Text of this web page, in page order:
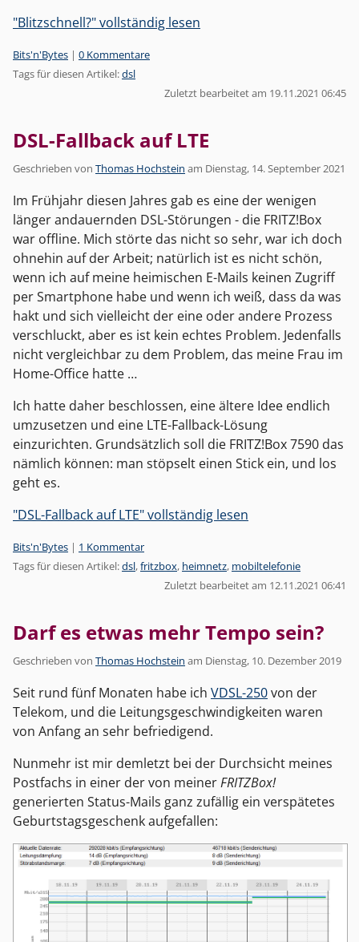
"Blitzschnell?" vollständig lesen
Kategorien:
Bits'n'Bytes | 0 Kommentare
Tags für diesen Artikel:dsl
Zuletzt bearbeitet am 19.11.2021 06:45
DSL-Fallback auf LTE
Geschrieben von Thomas Hochstein am Dienstag, 14. September 2021
Im Frühjahr diesen Jahres gab es eine der wenigen
länger andauernden DSL-Störungen - die FRITZ!Box
war offline. Mich störte das nicht so sehr, war ich doch
ohnehin auf der Arbeit; natürlich ist es nicht schön,
wenn ich auf meine heimischen E-Mails keinen Zugriff
per Smartphone habe und wenn ich weiß, dass da was
hakt und sich vielleicht der eine oder andere Prozess
verschluckt, aber es ist kein echtes Problem. Jedenfalls
nicht vergleichbar zu dem Problem, das meine Frau im
Home-Office hatte …
Ich hatte daher beschlossen, eine ältere Idee endlich
umzusetzen und eine LTE-Fallback-Lösung
einzurichten. Grundsätzlich soll die FRITZ!Box 7590 das
nämlich können: man stöpselt einen Stick ein, und los
geht es.
"DSL-Fallback auf LTE" vollständig lesen
Kategorien:
Bits'n'Bytes | 1 Kommentar
Tags für diesen Artikel:dsl,fritzbox, heimnetz, mobiltelefonie
Zuletzt bearbeitet am 12.11.2021 06:41
Darf es etwas mehr Tempo sein?
Geschrieben von Thomas Hochstein am Dienstag, 10. Dezember 2019
Seit rund fünf Monaten habe ich VDSL-250von der
Telekom, und die Leitungsgeschwindigkeiten waren
von Anfang an sehr befriedigend.
Nunmehr ist mir demletzt bei der Durchsicht meines
Postfachs in einer der von meinerFRITZBox!
generierten Status-Mails ganz zufällig ein verspätetes
Geburtstagsgeschenk aufgefallen: